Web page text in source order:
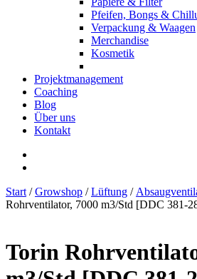
Pfeifen, Bongs &
Verpackung & Waagen
Merchandise
Kosmetik
Projektmanagement
Coaching
Blog
Über uns
Kontakt
Start /Growshop /Lüftung /
Rohrventilator, 7000 m3/Std [DDC 381-
Torin